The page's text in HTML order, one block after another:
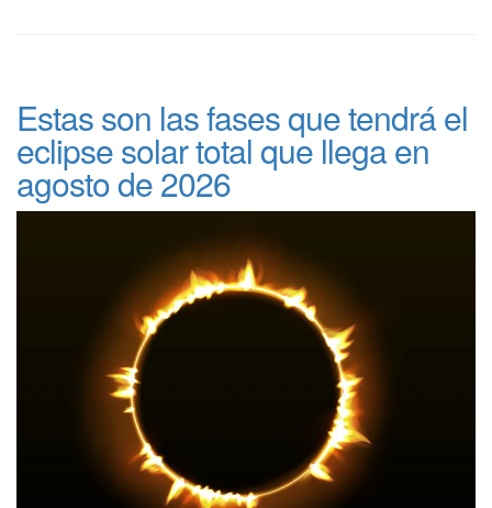
Estas son las fases que tendrá el
eclipse solar total que llega en
agosto de 2026